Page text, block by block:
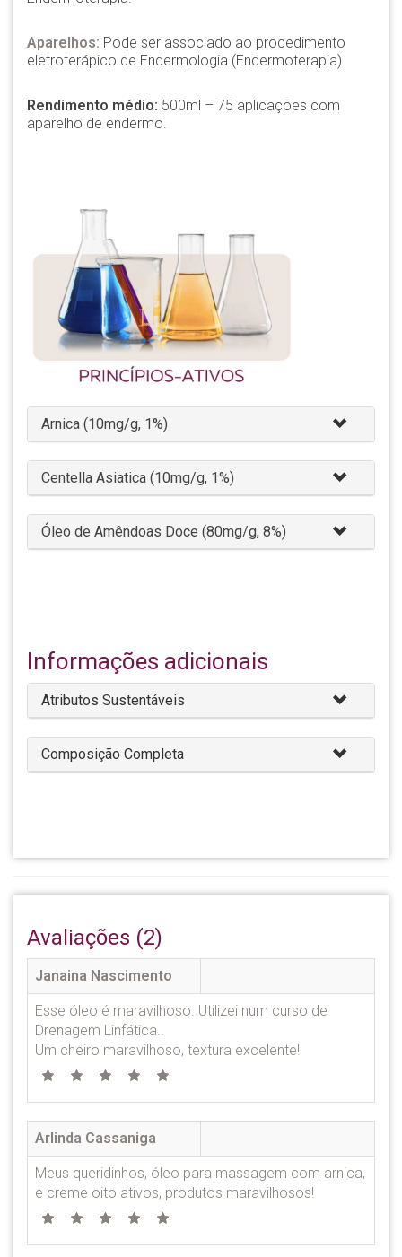
Aparelhos: Pode ser associado ao procedimento
eletroterápico de Endermologia (Endermoterapia).
Rendimento médio: 500ml – 75 aplicações com
aparelho de endermo.
Arnica (10mg/g, 1%)
Centella Asiatica (10mg/g, 1%)
Óleo de Amêndoas Doce (80mg/g, 8%)
Informações adicionais
Atributos Sustentáveis
Composição Completa
Avaliações (2)
Janaina Nascimento
Esse óleo é maravilhoso. Utilizei num curso de
Drenagem Linfática..
Um cheiro maravilhoso, textura excelente!
Arlinda Cassaniga
Meus queridinhos, óleo para massagem com arnica,
e creme oito ativos, produtos maravilhosos!